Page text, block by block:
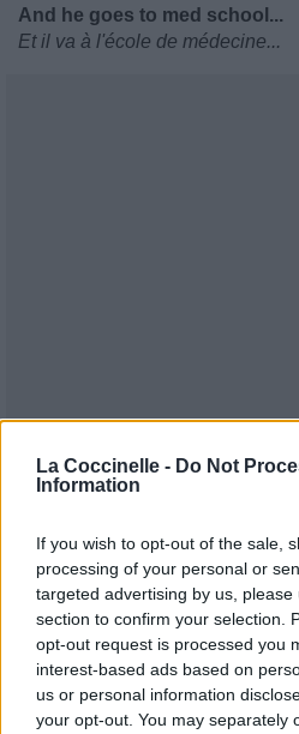
La Coccinelle - Do Not
Information
If you wish to opt-out of the sale,
processing of your personal or
targeted advertising by us,
section to confirm your selection.
opt-out request is processed you
interest-based ads based on
us or personal information
your opt-out. You may separately
And he goes to med school...
Et il va à l'école de médecine...
Publié par[ Unisexe ] 6249 2
17h18.
Chanteurs :
Albums : Yes